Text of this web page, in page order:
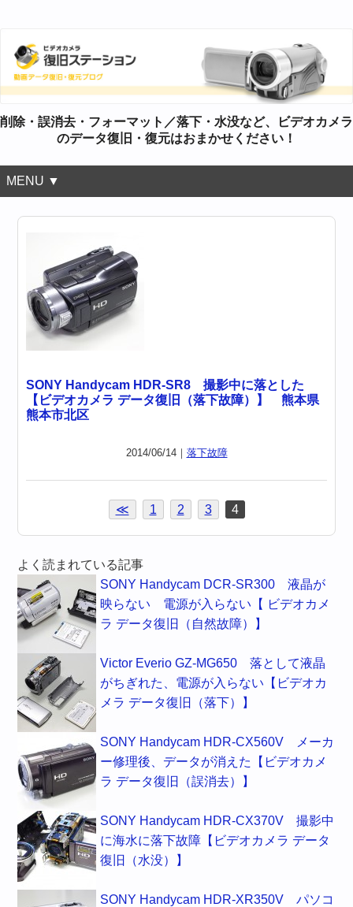
削除・誤消去・フォーマット／落下・水没など、ビデオカメラ
のデータ復旧・復元はおまかせください！
MENU ▼
SONY Handycam HDR-SR8 撮影中に落とした
【ビデオカメラ データ復旧（落下故障）】 熊本県
熊本市北区
2014/06/14｜ 落下故障
≪ 1 2 3 4
よく読まれている記事
SONY Handycam DCR-SR300 液晶が
映らない 電源が入らない【 ビデオカメ
ラ データ復旧（自然故障）】
Victor Everio GZ-MG650 落として液晶
がちぎれた、電源が入らない【ビデオカ
メラ データ復旧（落下）】
SONY Handycam HDR-CX560V メーカ
ー修理後、データが消えた【ビデオカメ
ラ データ復旧（誤消去）】
SONY Handycam HDR-CX370V 撮影中
に海水に落下故障【ビデオカメラ データ
復旧（水没）】
SONY Handycam HDR-XR350V パソコ